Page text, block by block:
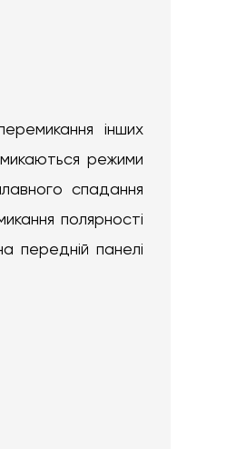
інших
режими
спадання
полярності
передній панелі